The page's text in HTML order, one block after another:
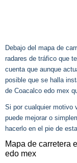
Debajo del mapa de
radares de tráfico que
cuenta que aunque
posible que se halla
de Coacalco edo mex
Si por cualquier motivo
puede mejorar o
hacerlo en el pie de
Mapa de carretera
edo mex